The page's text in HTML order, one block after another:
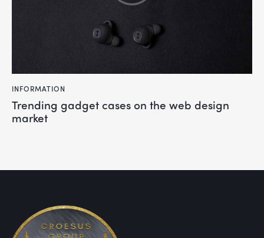
INFORMATION
Trending gadget cases on the web design
market